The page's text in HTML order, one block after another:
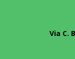
Via C.